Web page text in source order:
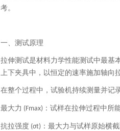
考。
一、测试原理
拉伸测试是材料力学性能测试中最基
上下夹具中，以恒定的速率施加轴向
在整个过程中，试验机持续测量并记
最大力 (Fmax) ：试样在拉伸过程中所
抗拉强度 (σt) ：最大力与试样原始横